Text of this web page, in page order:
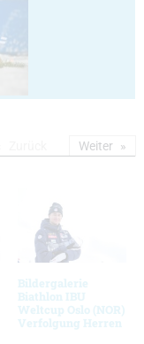
Bildergalerie
Biathlon IBU
Weltcup Oslo (NOR)
Verfolgung Herren
Weiter